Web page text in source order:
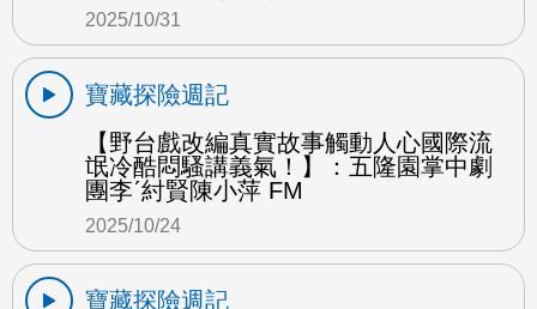
2025/10/31
寶藏探險週記
【野台戲改編真實故事觸動人心國際流
氓冷酷悶騷講義氣！】：五隆園掌中劇
團李ˊ紂賢陳小萍 FM
2025/10/24
寶藏探險週記